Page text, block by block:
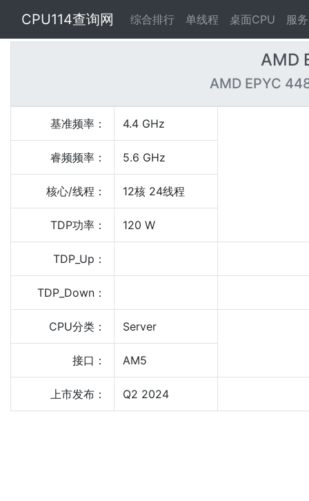
CPU114查询网 综合排行 单线程 桌面CPU 服
AMD
AMD EPYC
基准频率： 4.4 GHz
睿频频率： 5.6 GHz
核心/线程： 12核 24线程
TDP功率： 120 W
TDP_Up：
TDP_Down：
CPU分类： Server
接口： AM5
上市发布： Q2 2024